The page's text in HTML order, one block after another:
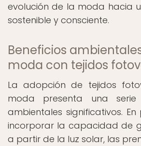
evolución de la moda hacia
sostenible y consciente.
Beneficios
moda con tejidos
La adopción de tejidos
moda presenta una serie
ambientales significativos.
incorporar la capacidad de
a partir de la luz solar, las